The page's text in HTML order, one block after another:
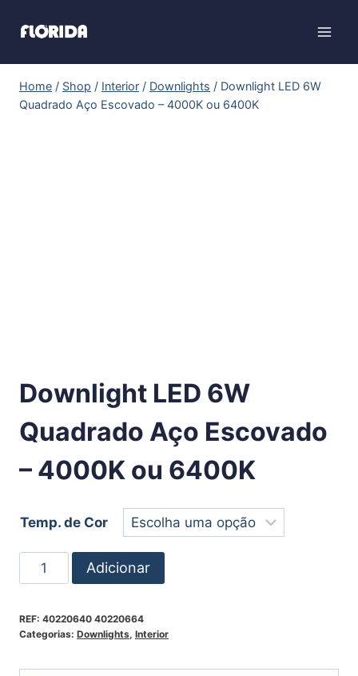
Home / Shop / Interior / Downlights / Downlight LED 6W
Quadrado Aço Escovado – 4000K ou 6400K
Downlight LED 6W
Quadrado Aço Escovado
– 4000K ou 6400K
Temp. de Cor
Adicionar
REF: 40220640 40220664
Categorias: Downlights, Interior